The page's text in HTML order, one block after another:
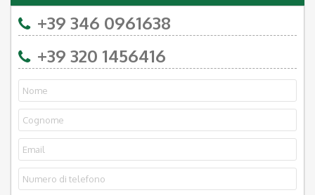
+39 346 0961638
+39 320 1456416